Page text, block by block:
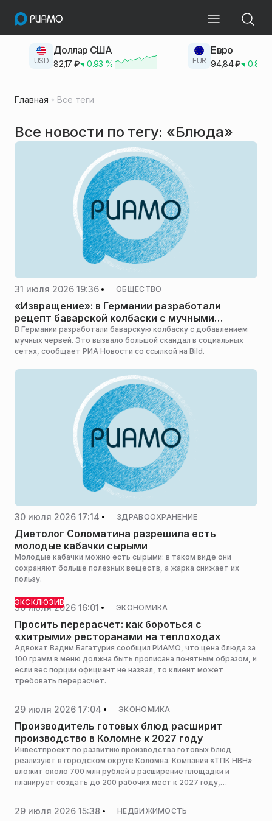
USD
Доллар США
82,17 ₽ 0.93 % EUR
Евро
94,84₽ 0.83
Главная Все теги
Все новости по тегу: «Блюда»
31 июля 2026 19:36 ОБЩЕСТВО
«Извращение»: в Германии разработали
рецепт баварской колбаски с мучными
червями
В Германии разработали баварскую колбаску с добавлением
мучных червей. Это вызвало большой скандал в социальных
сетях, сообщает РИА Новости со ссылкой на Bild.
30 июля 2026 17:14 ЗДРАВООХРАНЕНИЕ
Диетолог Соломатина разрешила есть
молодые кабачки сырыми
Молодые кабачки можно есть сырыми: в таком виде они
сохраняют больше полезных веществ, а жарка снижает их
пользу.
ЭКСКЛЮЗИВ
30 июля 2026 16:01 ЭКОНОМИКА
Просить перерасчет: как бороться с
«хитрыми» ресторанами на теплоходах
Адвокат Вадим Багатурия сообщил РИАМО, что цена блюда за
100 грамм в меню должна быть прописана понятным образом, и
если вес порции официант не назвал, то клиент может
требовать перерасчет.
29 июля 2026 17:04 ЭКОНОМИКА
Производитель готовых блюд расширит
производство в Коломне к 2027 году
Инвестпроект по развитию производства готовых блюд
реализуют в городском округе Коломна. Компания «ТПК НВН»
вложит около 700 млн рублей в расширение площадки и
планирует создать до 200 рабочих мест к 2027 году,
29 июля 2026 15:38 НЕДВИЖИМОСТЬ